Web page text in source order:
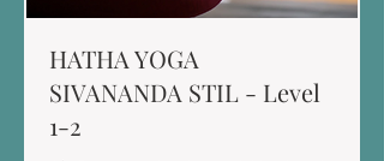
HATHA YOGA
SIVANANDA STIL - Level
1-2